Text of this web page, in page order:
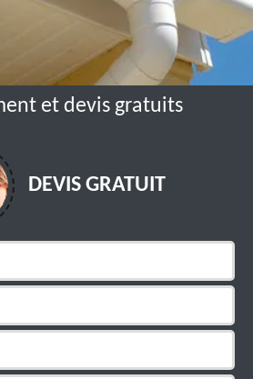
et devis gratuits
DEVIS GRATUIT